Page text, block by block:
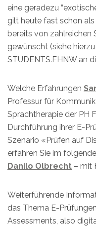
eine geradezu
gilt heute fast schon
bereits von zahlreichen
gewünscht (siehe
STUDENTS.FHNW an
Welche Erfahrungen
Professur für
Sprachtherapie der PH
Durchführung ihrer E-
Szenario «Prüfen auf
erfahren Sie im
Danilo Olbrecht – mit
Weiterführende
das Thema E-
Assessments, also